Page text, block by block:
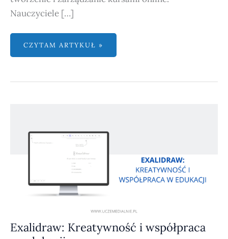
Nauczyciele […]
CZYTAM ARTYKUŁ »
Exalidraw: Kreatywność i współpraca